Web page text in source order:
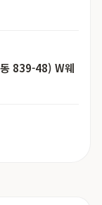
839-48) W웨